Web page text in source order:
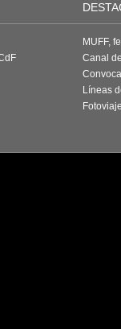
MUFF,
Canal
Líneas